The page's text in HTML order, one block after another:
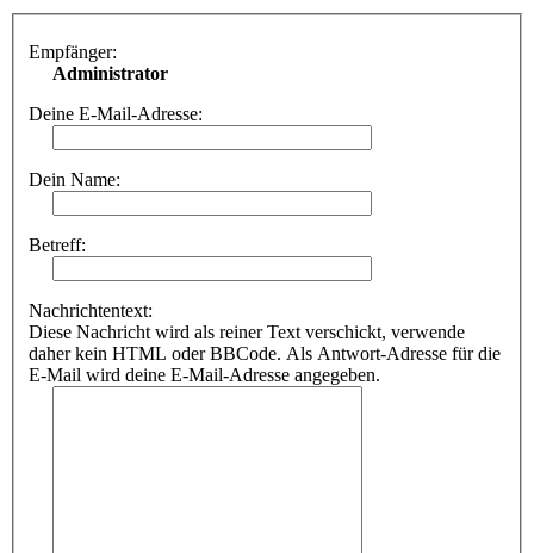
Empfänger:
Administrator
Deine E-Mail-Adresse:
Dein Name:
Betreff:
Nachrichtentext:
Diese Nachricht wird als reiner Text verschickt, verwende
daher kein HTML oder BBCode. Als Antwort-Adresse für die
E-Mail wird deine E-Mail-Adresse angegeben.